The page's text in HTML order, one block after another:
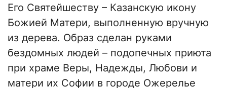
Его Святейшеству – Казанскую икону
Божией Матери, выполненную вручную
из дерева. Образ сделан руками
бездомных людей – подопечных приюта
при храме Веры, Надежды, Любови и
матери их Софии в городе Ожерелье